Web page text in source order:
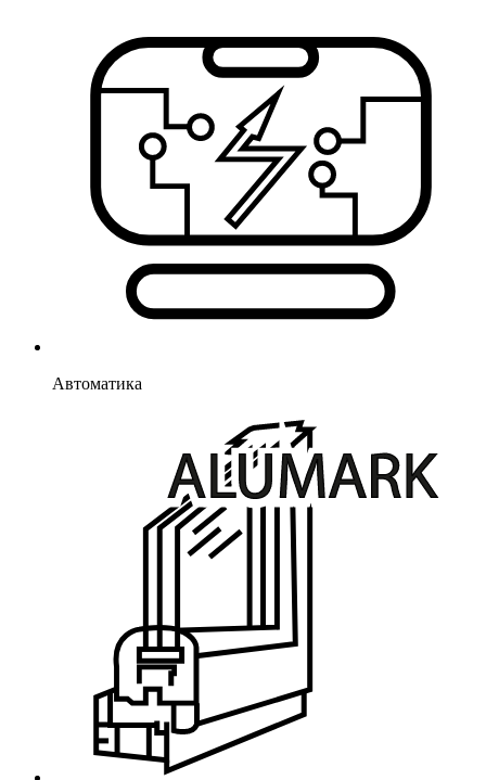
Автоматика